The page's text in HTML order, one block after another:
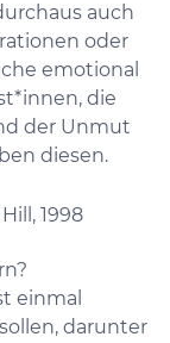
auch
oder
emotional
die
der Unmut
diesen.
1998
einmal
darunter